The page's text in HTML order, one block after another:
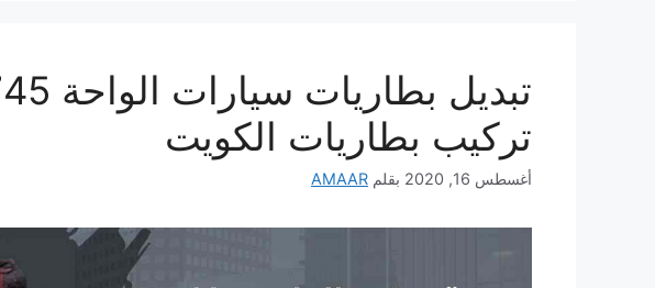
تركيب بطاريات الكويت
أغسطس 16, 2020 بقلم AMAAR